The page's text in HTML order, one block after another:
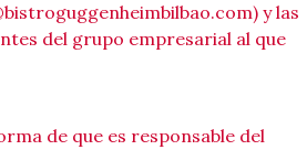
y las
del grupo empresarial al que
de que es responsable del